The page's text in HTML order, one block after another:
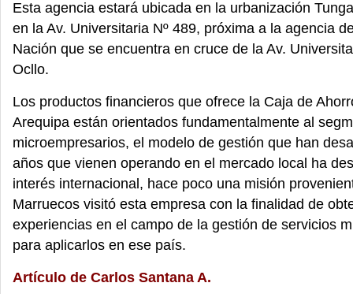
Esta agencia estará ubicada en la urbanización
en la Av. Universitaria Nº 489, próxima a la agencia
Nación que se encuentra en cruce de la Av.
Ocllo.
Los productos financieros que ofrece la Caja de
Arequipa están orientados fundamentalmente al
microempresarios, el modelo de gestión que han
años que vienen operando en el mercado local ha
interés internacional, hace poco una misión
Marruecos visitó esta empresa con la finalidad de
experiencias en el campo de la gestión de servicios
para aplicarlos en ese país.
Artículo de Carlos Santana A.